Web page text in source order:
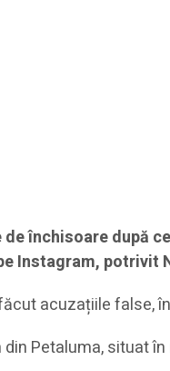
închisoare după
Instagram, potrivit
acuzațiile false,
Petaluma, situat